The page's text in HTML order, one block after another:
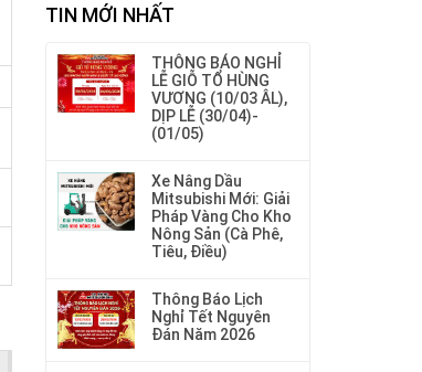
TIN MỚI NHẤT
THÔNG BÁO NGHỈ
LỄ GIỖ TỔ HÙNG
VƯƠNG (10/03 ÂL),
DỊP LỄ (30/04)-
(01/05)
Xe Nâng Dầu
Mitsubishi Mới: Giải
Pháp Vàng Cho Kho
Nông Sản (Cà Phê,
Tiêu, Điều)
Thông Báo Lịch
Nghỉ Tết Nguyên
Đán Năm 2026